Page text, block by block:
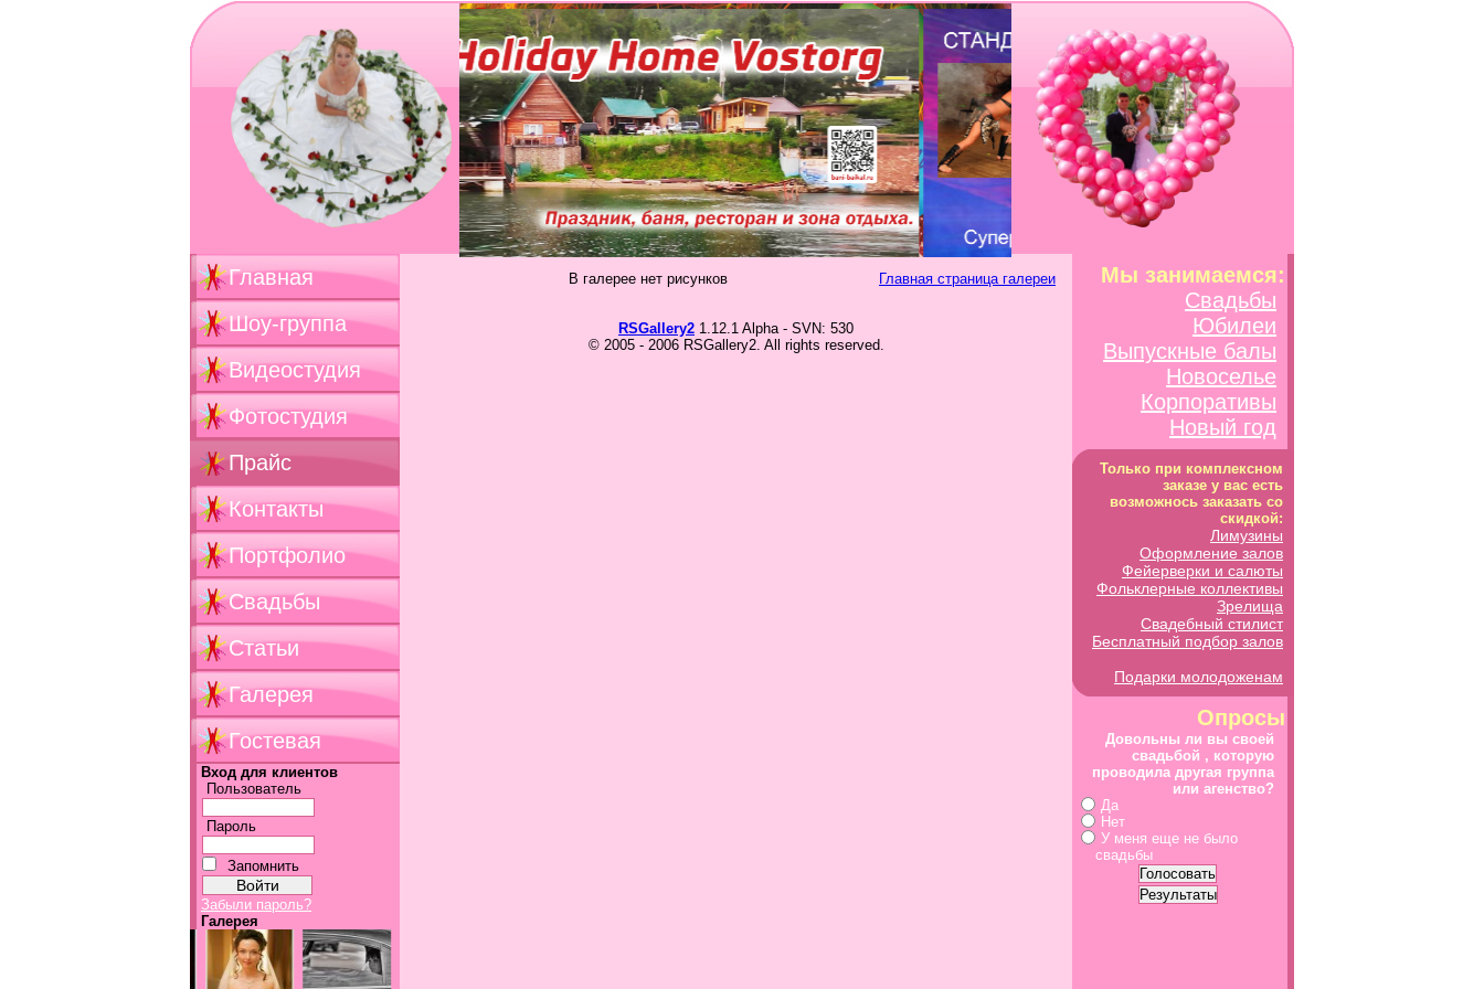
Главная
Шоу-группа
Видеостудия
Фотостудия
Прайс
Контакты
Портфолио
Свадьбы
Статьи
Галерея
Гостевая
Вход для клиентов
Пользователь
Пароль
Запомнить
Забыли пароль?
Галерея
Главная страница галереи
В галерее нет рисунков
RSGallery2 1.12.1 Alpha - SVN: 530
© 2005 - 2006 RSGallery2. All rights reserved.
Мы занимаемся:
Свадьбы
Юбилеи
Выпускные балы
Новоселье
Корпоративы
Новый год
Только при комплексном
заказе у вас есть
возможнось заказать со
скидкой:
Лимузины
Оформление залов
Фейерверки и салюты
Фольклерные коллективы
Зрелища
Свадебный стилист
Бесплатный подбор залов
Подарки молодоженам
Опросы
Довольны ли вы своей
свадьбой , которую
проводила другая группа
или агенство?
Да
Нет
У меня еще не было
свадьбы